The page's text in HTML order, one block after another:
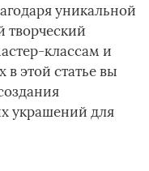
уникальной
творческий
классам и
этой статье вы
украшений для